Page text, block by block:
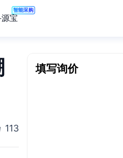
宝
智能采购
113
填写询价